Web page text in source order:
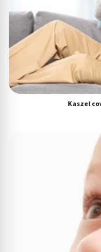
Kaszel
Cele przetwarzania inne
Niezbędne
Wydajność
Reklama / śledzenie